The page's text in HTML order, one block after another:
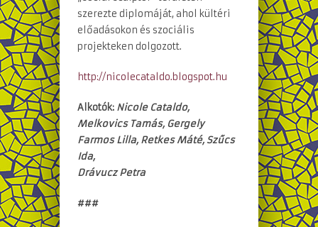
szerezte diplomáját, ahol kültéri
előadásokon és szociális
projekteken dolgozott.
http://nicolecataldo.blogspot.hu
Alkotók: Nicole Cataldo,
Melkovics Tamás, Gergely
Farmos Lilla, Retkes Máté, Szűcs
Ida,
Drávucz Petra
###